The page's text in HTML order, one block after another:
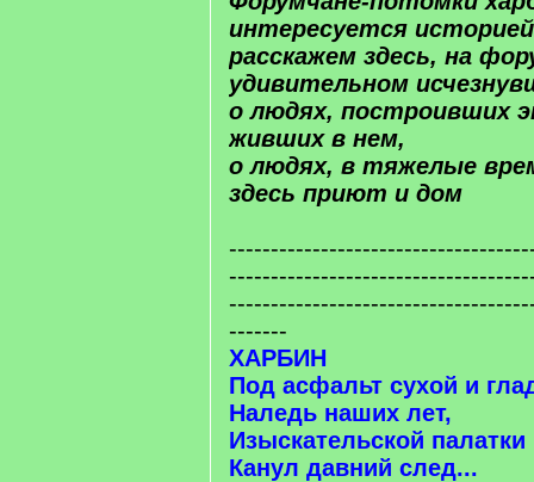
интересуется
расскажем здесь, на
удивительном
о людях, построивших
живших в нем,
о людях, в тяжелые
здесь приют и дом
-------
ХАРБИН
Под асфальт сухой и
Наледь наших лет,
Изыскательской палатки
Канул давний след...